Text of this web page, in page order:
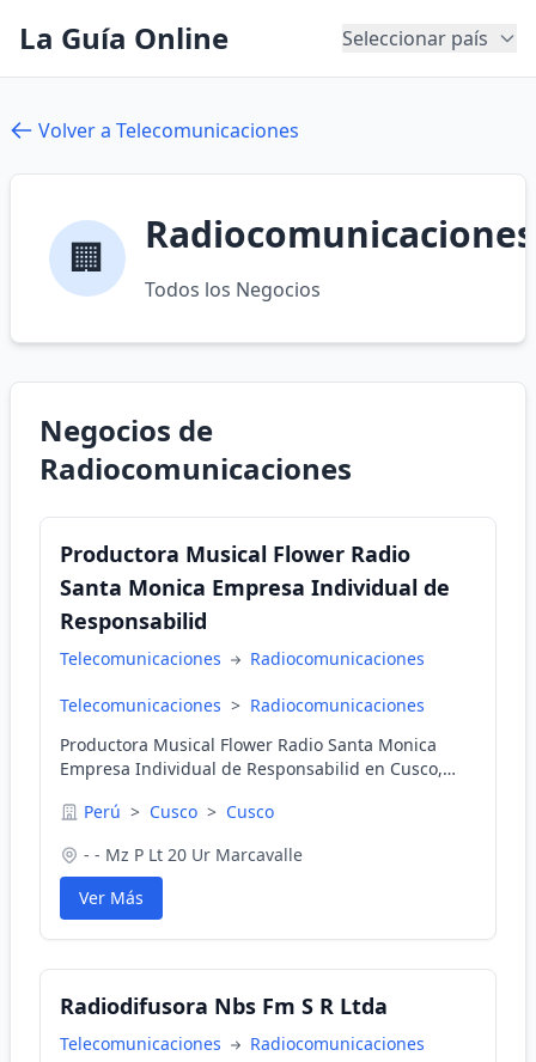
La Guía Online Seleccionar país
Volver a Telecomunicaciones
🏢 Radiocomunicaciones
Todos los Negocios
Negocios de
Radiocomunicaciones
Productora Musical Flower Radio
Santa Monica Empresa Individual de
Responsabilid
Telecomunicaciones Radiocomunicaciones
Telecomunicaciones > Radiocomunicaciones
Productora Musical Flower Radio Santa Monica
Empresa Individual de Responsabilid en Cusco,
Perú > Cusco > Cusco
- - Mz P Lt 20 Ur Marcavalle
Ver Más
Radiodifusora Nbs Fm S R Ltda
Telecomunicaciones Radiocomunicaciones